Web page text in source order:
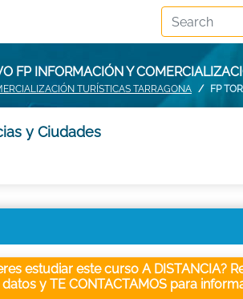
FP INFORMACIÓN Y
TURÍSTICAS TARRAGONA FP
y Ciudades
estudiar este curso A DISTANCIA?
y TE CONTACTAMOS para